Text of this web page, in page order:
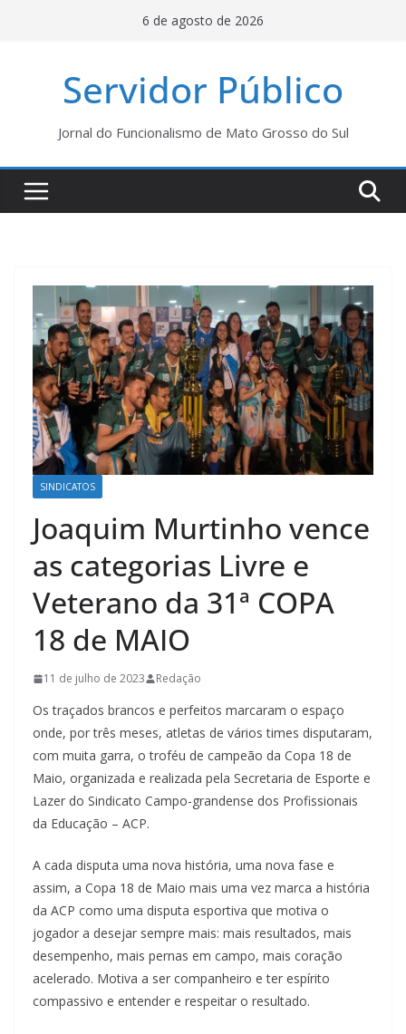
6 de agosto de 2026
Servidor Público
Jornal do Funcionalismo de Mato Grosso do Sul
SINDICATOS
Joaquim Murtinho vence
as categorias Livre e
Veterano da 31ª COPA
18 de MAIO
11 de julho de 2023 Redação
Os traçados brancos e perfeitos marcaram o espaço
onde, por três meses, atletas de vários times disputaram,
com muita garra, o troféu de campeão da Copa 18 de
Maio, organizada e realizada pela Secretaria de Esporte e
Lazer do Sindicato Campo-grandense dos Profissionais
da Educação – ACP.
A cada disputa uma nova história, uma nova fase e
assim, a Copa 18 de Maio mais uma vez marca a história
da ACP como uma disputa esportiva que motiva o
jogador a desejar sempre mais: mais resultados, mais
desempenho, mais pernas em campo, mais coração
acelerado. Motiva a ser companheiro e ter espírito
compassivo e entender e respeitar o resultado.